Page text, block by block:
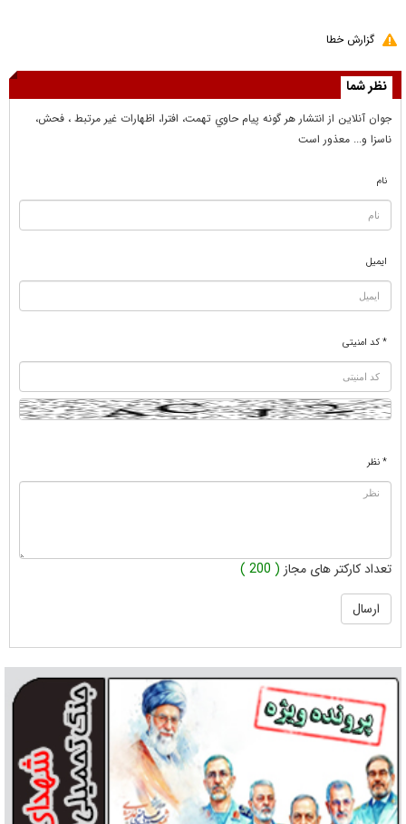
گزارش خطا
نظر شما
جوان آنلاين از انتشار هر گونه پيام حاوي تهمت، افترا، اظهارات غير مرتبط ، فحش،
ناسزا و... معذور است
نام
ایمیل
* کد امنیتی
* نظر
تعداد کارکتر های مجاز ( 200 )